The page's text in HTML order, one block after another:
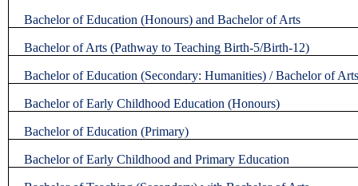
Bachelor of Education (Honours) and Bachelor of Arts
Bachelor of Arts (Pathway to Teaching Birth-5/Birth-12)
Bachelor of Education (Secondary: Humanities) / Bachelor of
Bachelor of Early Childhood Education (Honours)
Bachelor of Education (Primary)
Bachelor of Early Childhood and Primary Education